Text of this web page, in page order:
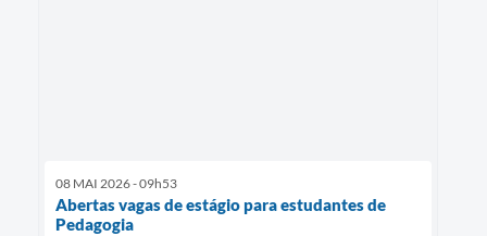
08 MAI 2026 - 09h53
Abertas vagas de estágio para estudantes de
Pedagogia